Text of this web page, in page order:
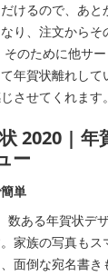
けるので、あと
り、注文からそ
のために他サ
年賀状離れして
させてくれます。
2020 | 年
ー
単
数ある年賀状デ
家族の写真も
面倒な宛名書き